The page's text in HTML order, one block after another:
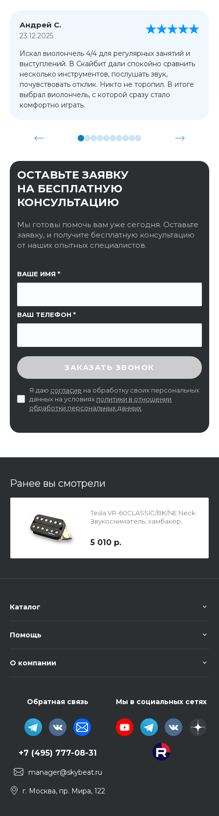
Андрей С.
23.12.2025
Искал виолончель 4/4 для регулярных занятий и
выступлений. В Скайбит дали спокойно сравнить
несколько инструментов, послушать звук,
почувствовать отклик. Никто не торопил. В итоге
выбрал виолончель, с которой сразу стало
комфортно играть.
ОСТАВЬТЕ ЗАЯВКУ
НА БЕСПЛАТНУЮ
КОНСУЛЬТАЦИЮ
Мы готовы помочь вам уже сегодня. Оставьте
заявку, и получите бесплатную консультацию
от наших опытных специалистов.
ВАШЕ ИМЯ
ВАШ ТЕЛЕФОН
ССЫЛКА НА СТРАНИЦУ
ВВЕДИТЕ ПРОВЕРОЧНЫЙ КОД
ЗАКАЗАТЬ ЗВОНОК
Я даю согласие на обработку своих персональных
данных на условиях политики в отношении
обработки персональных данных
Ранее вы смотрели
Tesla VR-60CLASSIC/BK/NE Neck.
Звукосниматель, хамбакер,
чёрный
5 010 р.
Каталог
Помощь
О компании
Обратная связь
+7 (495) 777-08-31
manager@skybeat.ru
г. Москва, пр. Мира, 122
Мы в социальных сетях